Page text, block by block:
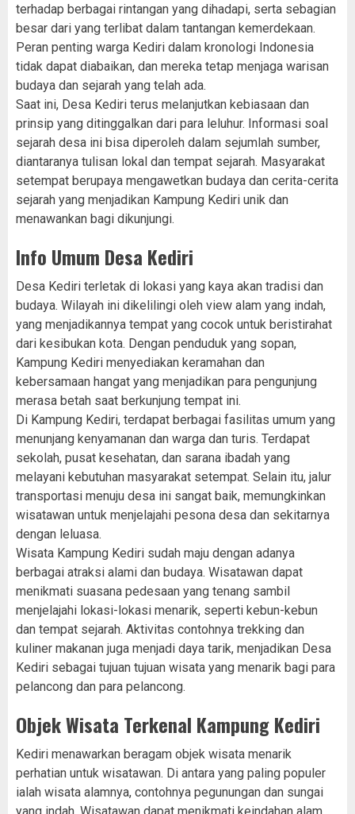
terhadap berbagai rintangan yang dihadapi, serta sebagian
besar dari yang terlibat dalam tantangan kemerdekaan.
Peran penting warga Kediri dalam kronologi Indonesia
tidak dapat diabaikan, dan mereka tetap menjaga warisan
budaya dan sejarah yang telah ada.
Saat ini, Desa Kediri terus melanjutkan kebiasaan dan
prinsip yang ditinggalkan dari para leluhur. Informasi soal
sejarah desa ini bisa diperoleh dalam sejumlah sumber,
diantaranya tulisan lokal dan tempat sejarah. Masyarakat
setempat berupaya mengawetkan budaya dan cerita-cerita
sejarah yang menjadikan Kampung Kediri unik dan
menawankan bagi dikunjungi.
Info Umum Desa Kediri
Desa Kediri terletak di lokasi yang kaya akan tradisi dan
budaya. Wilayah ini dikelilingi oleh view alam yang indah,
yang menjadikannya tempat yang cocok untuk beristirahat
dari kesibukan kota. Dengan penduduk yang sopan,
Kampung Kediri menyediakan keramahan dan
kebersamaan hangat yang menjadikan para pengunjung
merasa betah saat berkunjung tempat ini.
Di Kampung Kediri, terdapat berbagai fasilitas umum yang
menunjang kenyamanan dan warga dan turis. Terdapat
sekolah, pusat kesehatan, dan sarana ibadah yang
melayani kebutuhan masyarakat setempat. Selain itu, jalur
transportasi menuju desa ini sangat baik, memungkinkan
wisatawan untuk menjelajahi pesona desa dan sekitarnya
dengan leluasa.
Wisata Kampung Kediri sudah maju dengan adanya
berbagai atraksi alami dan budaya. Wisatawan dapat
menikmati suasana pedesaan yang tenang sambil
menjelajahi lokasi-lokasi menarik, seperti kebun-kebun
dan tempat sejarah. Aktivitas contohnya trekking dan
kuliner makanan juga menjadi daya tarik, menjadikan Desa
Kediri sebagai tujuan tujuan wisata yang menarik bagi para
pelancong dan para pelancong.
Objek Wisata Terkenal Kampung Kediri
Kediri menawarkan beragam objek wisata menarik
perhatian untuk wisatawan. Di antara yang paling populer
ialah wisata alamnya, contohnya pegunungan dan sungai